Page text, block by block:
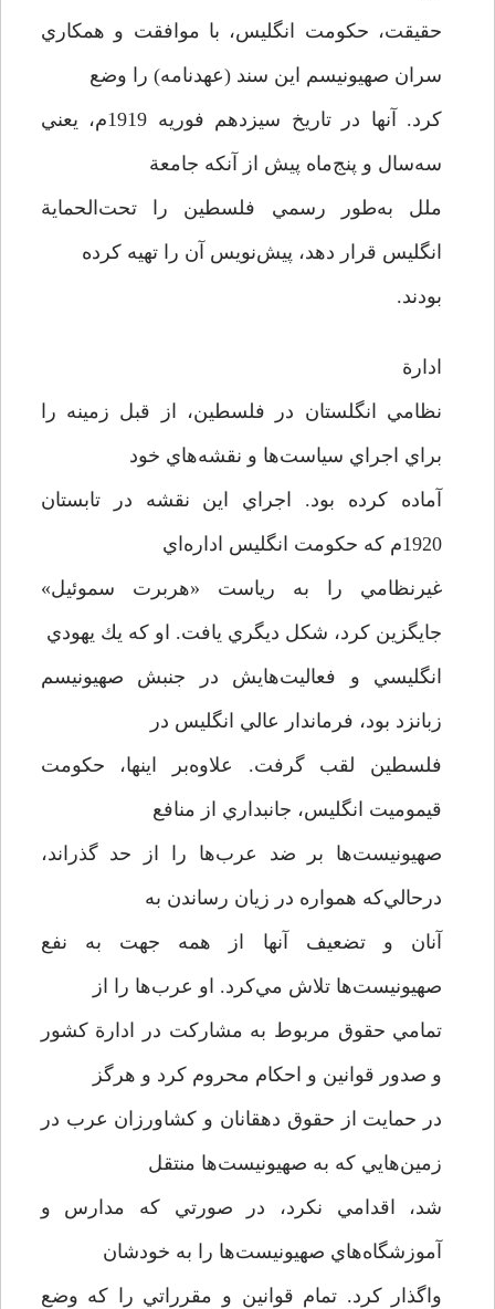
حقيقت، حكومت انگليس، با موافقت و همكاري
سران صهيونيسم اين سند (عهدنامه) را وضع
كرد. آنها در تاريخ سيزدهم فوريه 1919م، يعني
سه‌سال و پنج‌ماه پيش از آنكه جامعة
ملل به‌طور رسمي فلسطين را تحت‌الحماية
انگليس قرار دهد، پيش‌نويس آن را تهيه كرده
بودند.
ادارة
نظامي انگلستان در فلسطين، از قبل زمينه را
براي اجراي سياست‌ها و نقشه‌هاي خود
آماده كرده بود. اجراي اين نقشه در تابستان
1920م كه حكومت انگليس اداره‌اي
غيرنظامي را به رياست «هربرت سموئيل»
جايگزين كرد، شكل ديگري يافت. او كه يك يهودي
انگليسي و فعاليت‌هايش در جنبش صهيونيسم
زبانزد بود، فرماندار عالي انگليس در
فلسطين لقب گرفت. علاوه‌بر اينها، حكومت
قيموميت انگليس، جانبداري از منافع
صهيونيست‌ها بر ضد عرب‌ها را از حد گذراند،
در‌حالي‌كه همواره در زيان رساندن به
آنان و تضعيف آنها از همه جهت به نفع
صهيونيست‌ها تلاش مي‌كرد. او عرب‌ها را از
تمامي حقوق مربوط به مشاركت در ادارة كشور
و صدور قوانين و احكام محروم كرد و هرگز
در حمايت از حقوق دهقانان و كشاورزان عرب در
زمين‌هايي كه به صهيونيست‌ها منتقل
شد، اقدامي نكرد، در صورتي كه مدارس و
آموزشگاه‌هاي صهيونيست‌ها را به خودشان
واگذار كرد. تمام قوانين و مقرراتي را كه وضع